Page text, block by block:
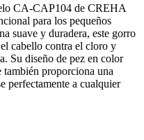
CA-CAP104 de CREHA
para los pequeños
suave y duradera, este gorro
cabello contra el cloro y
Su diseño de pez en color
proporciona una
perfectamente a cualquier